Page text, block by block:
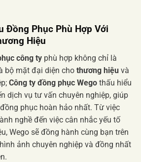
Đồng Phục Phù Hợp Với
Hiệu
công ty phù hợp không chỉ là
bộ mặt đại diện cho thương hiệu và
Công ty đồng phục Wego thấu hiểu
dịch vụ tư vấn chuyên nghiệp, giúp
phục hoàn hảo nhất. Từ việc
nghề đến việc cân nhắc yếu tố
Wego sẽ đồng hành cùng bạn trên
ảnh chuyên nghiệp và đồng nhất